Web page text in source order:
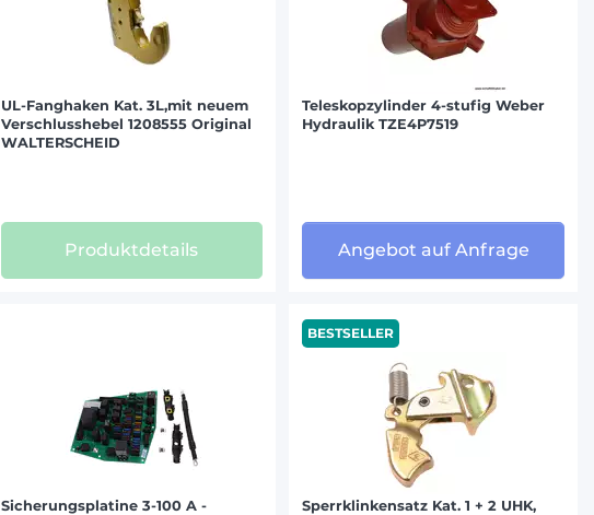
UL-Fanghaken Kat. 3L,mit neuem
Verschlusshebel 1208555 Original
WALTERSCHEID
Produktdetails
Teleskopzylinder 4-stufig Weber
Hydraulik TZE4P7519
Angebot auf Anfrage
Sicherungsplatine 3-100 A -
BESTSELLER
Sperrklinkensatz Kat. 1 + 2 UHK,